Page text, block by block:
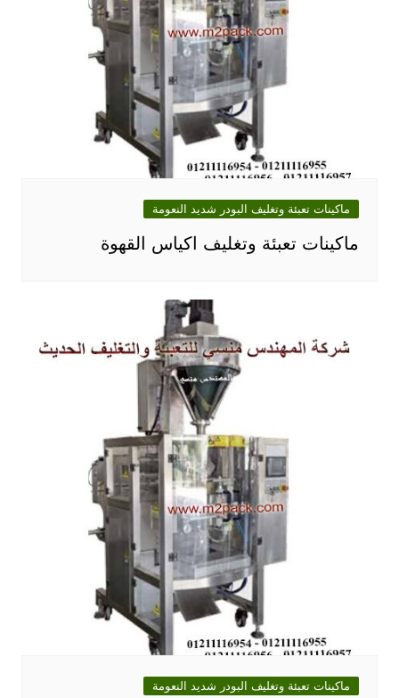
ماكينات تعبئة وتغليف البودر شديد النعومة
ماكينات تعبئة وتغليف اكياس القهوة
ماكينات تعبئة وتغليف البودر شديد النعومة